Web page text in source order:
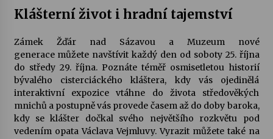
Klášterní život i hradní tajemství
Zámek Žďár nad Sázavou aMuzeum nové
generacemůžete navštívit každý den od soboty 25. října
do středy 29. října. Poznáte téměř osmisetletou historií
bývalého cisterciáckého kláštera, kdy vás ojedinělá
interaktivní expozice vtáhne do života středověkých
mnichů a postupně vás provede časem až do doby baroka,
kdy se klášter dočkal svého největšího rozkvětu pod
vedením opata Václava Vejmluvy. Vyrazit můžete také na